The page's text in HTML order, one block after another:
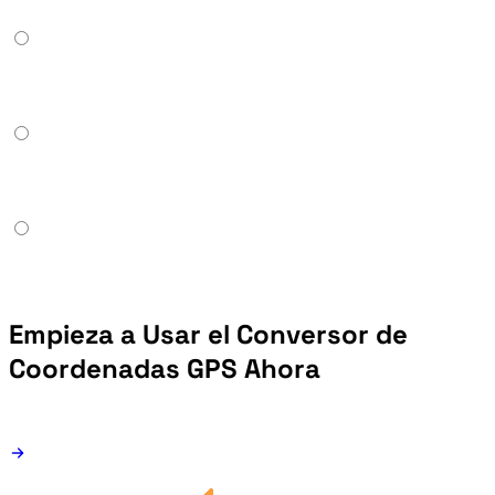
Empieza a Usar el Conversor de
Coordenadas GPS Ahora